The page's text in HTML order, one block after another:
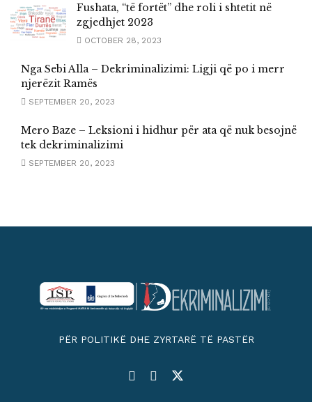
Fushata, “të fortët” dhe roli i shtetit në
zgjedhjet 2023
OCTOBER 28, 2023
Nga Sebi Alla – Dekriminalizimi: Ligji që po i merr
njerëzit Ramës
SEPTEMBER 20, 2023
Mero Baze – Leksioni i hidhur për ata që nuk besojnë
tek dekriminalizimi
SEPTEMBER 20, 2023
PËR POLITIKË DHE ZYRTARË TË PASTËR